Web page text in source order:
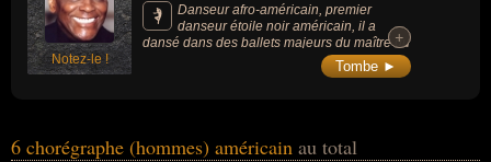
Notez-le !
Danseur afro-américain, premier
danseur étoile noir américain, il a
dansé dans des ballets majeurs du maître du
ballet américain George Balanchine, tels que
A Midsummer Night's Dream, The
+
+
Tombe ►
6 chorégraphe (hommes) américain au total